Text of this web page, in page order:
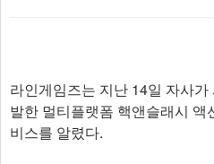
라인게임즈는 지난 14일 자사
발한 멀티플랫폼 핵앤슬래시 액
비스를 알렸다.